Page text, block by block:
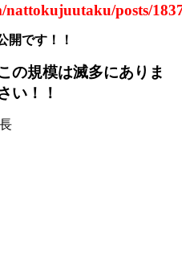
nattokujuutaku/posts/
開です！！
の規模は滅多にありま
い！！